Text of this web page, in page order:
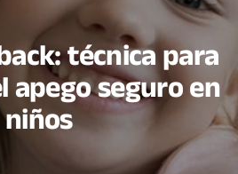
técnica para
seguro en
niños